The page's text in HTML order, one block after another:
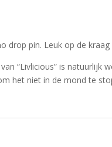
drop pin. Leuk op de
“Livlicious” is natuurlijk
het niet in de mond te